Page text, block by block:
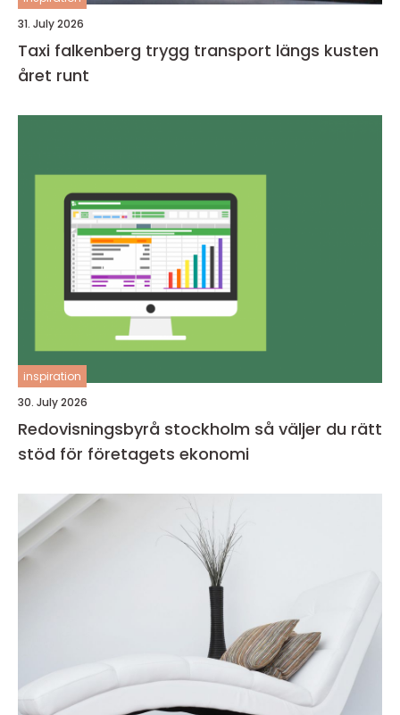
31. July 2026
Taxi falkenberg trygg transport längs kusten
året runt
inspiration
30. July 2026
Redovisningsbyrå stockholm så väljer du rätt
stöd för företagets ekonomi